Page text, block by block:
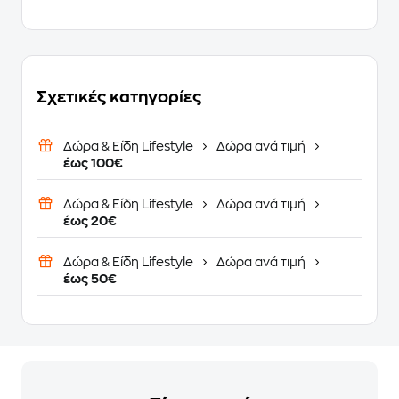
Σχετικές κατηγορίες
Δώρα & Είδη Lifestyle
Δώρα ανά τιμή
έως 100€
Δώρα & Είδη Lifestyle
Δώρα ανά τιμή
έως 20€
Δώρα & Είδη Lifestyle
Δώρα ανά τιμή
έως 50€